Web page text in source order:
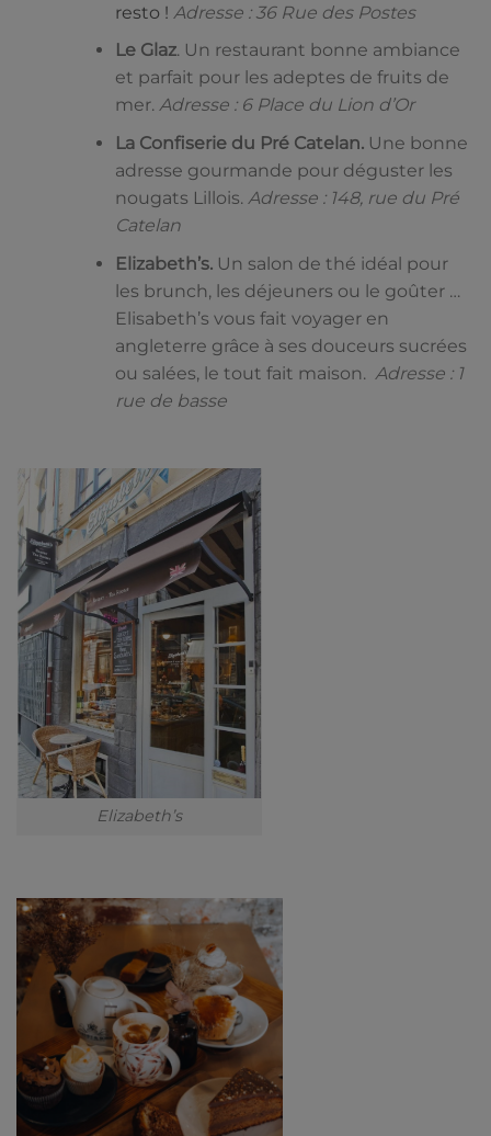
resto ! Adresse : 36 Rue des Postes
Le Glaz. Un restaurant bonne ambiance
et parfait pour les adeptes de fruits de
mer. Adresse : 6 Place du Lion d’Or
La Confiserie du Pré Catelan. Une bonne
adresse gourmande pour déguster les
nougats Lillois. Adresse : 148, rue du Pré
Catelan
Elizabeth’s.Un salon de thé idéal pour
les brunch, les déjeuners ou le goûter …
Elisabeth’s vous fait voyager en
angleterre grâce à ses douceurs sucrées
ou salées, le tout fait maison. Adresse : 1
rue de basse
Elizabeth’s